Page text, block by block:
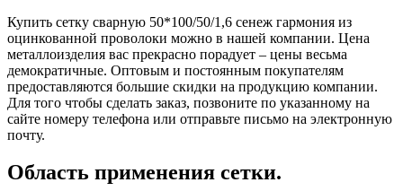
Купить сетку сварную 50*100/50/1,6 сенеж гармония из
оцинкованной проволоки можно в нашей компании. Цена
металлоизделия вас прекрасно порадует – цены весьма
демократичные. Оптовым и постоянным покупателям
предоставляются большие скидки на продукцию компании.
Для того чтобы сделать заказ, позвоните по указанному на
сайте номеру телефона или отправьте письмо на электронную
почту.
Область применения сетки.